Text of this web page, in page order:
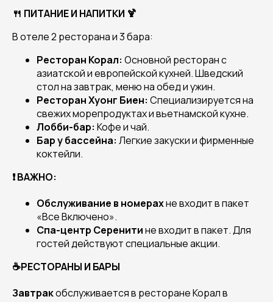
🍴 ПИТАНИЕ И НАПИТКИ 🍹
В отеле 2 ресторана и 3 бара:
Ресторан Корал: Основной ресторан с
азиатской и европейской кухней. Шведский
стол на завтрак, меню на обед и ужин.
Ресторан Хуонг Биен: Специализируется на
свежих морепродуктах и вьетнамской кухне.
Лобби-бар: Кофе и чай.
Бар у бассейна: Легкие закуски и фирменные
коктейли.
❗ ВАЖНО:
Обслуживание в номерахне входит в пакет
«Все Включено».
Спа-центр Серенитине входит в пакет. Для
гостей действуют специальные акции.
☕РЕСТОРАНЫ И БАРЫ
Завтракобслуживается в ресторане Корал в